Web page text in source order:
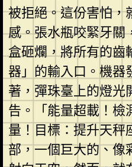
被拒絕。這份害怕，
感。張水瓶咬緊牙關
盒砸爛，將所有的齒
器」的輸入口。機器
著，彈珠臺上的燈光
告。「能量超載！檢
量！目標：提升天秤
部，一個巨大的、像